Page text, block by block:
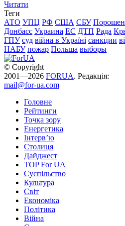
Читати
Теги
АТО УПЦ РФ США СБУ
Донбасс Украина ЕС ДТП Рада
ГПУ суд війна в Україні санкции
НАБУ пожар Польша выборы
© Copyright
2001—2026 FORUA. Редакція:
mail@for-ua.com
Головне
Рейтинги
Точка зору
Енергетика
Інтерв’ю
Столиця
Дайджест
TOP For UA
Суспiльство
Культура
Світ
Економіка
Політика
Війна